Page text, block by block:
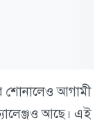
শোনালেও আগামী
আছে। এই